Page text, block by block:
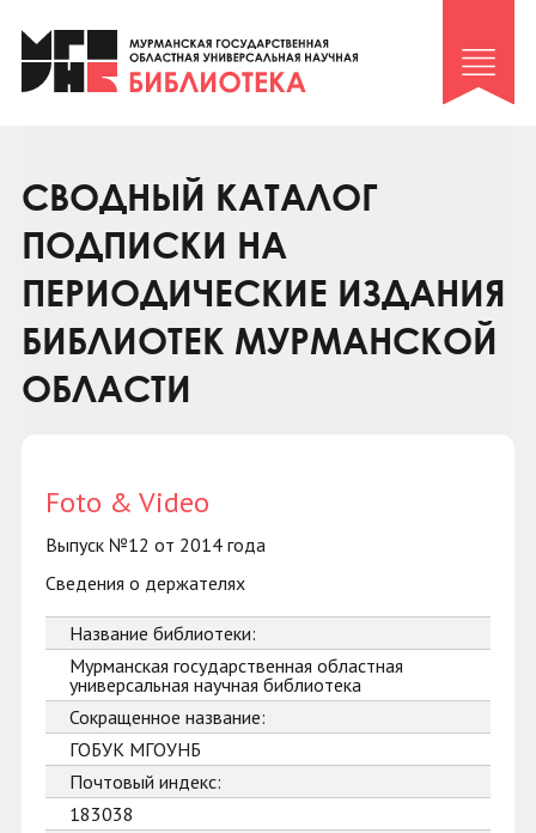
Клуб «Гиря и сельдерей»
Клуб «Семейный архив»
Коллегам
Контакты
СВОДНЫЙ КАТАЛОГ
ПОДПИСКИ НА
ПЕРИОДИЧЕСКИЕ ИЗДАНИЯ
БИБЛИОТЕК МУРМАНСКОЙ
ОБЛАСТИ
Foto & Video
Выпуск №12 от 2014 года
Сведения о держателях
Название библиотеки:
Мурманская государственная областная
универсальная научная библиотека
Сокращенное название:
ГОБУК МГОУНБ
Почтовый индекс:
183038